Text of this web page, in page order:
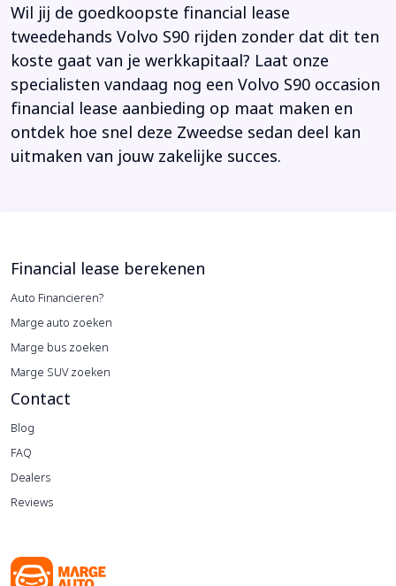
Wil jij de goedkoopste financial lease
tweedehands Volvo S90 rijden zonder dat dit ten
koste gaat van je werkkapitaal? Laat onze
specialisten vandaag nog een Volvo S90 occasion
financial lease aanbieding op maat maken en
ontdek hoe snel deze Zweedse sedan deel kan
uitmaken van jouw zakelijke succes.
Financial lease berekenen
Auto Financieren?
Marge auto zoeken
Marge bus zoeken
Marge SUV zoeken
Contact
Blog
FAQ
Dealers
Reviews